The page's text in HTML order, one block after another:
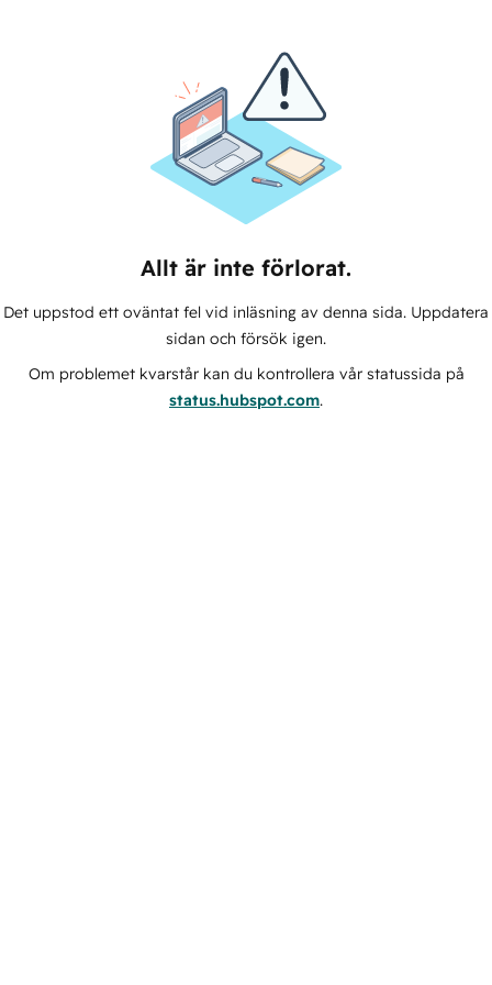
Allt är inte förlorat.
Det uppstod ett oväntat fel vid inläsning av denna sida. Uppdatera
sidan och försök igen.
Om problemet kvarstår kan du kontrollera vår statussida på
status.hubspot.com.